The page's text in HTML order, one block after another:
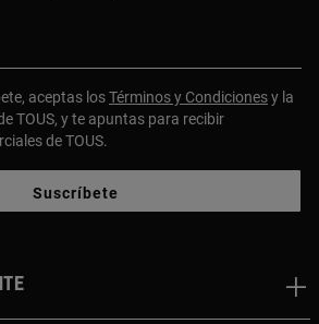
aceptas losTérminos y Condicionesy la
TOUS, y te apuntas para recibir
de TOUS.
Suscríbete